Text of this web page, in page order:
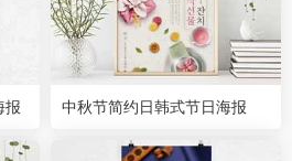
报 中秋节简约日韩式节日海报